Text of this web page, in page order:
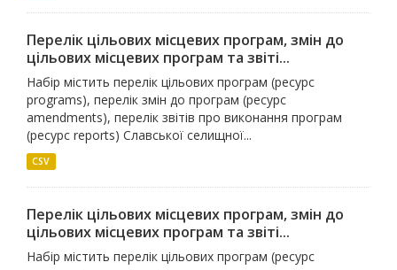
Перелік цільових місцевих програм, змін до
цільових місцевих програм та звіті...
Набір містить перелік цільових програм (ресурс
programs), перелік змін до програм (ресурс
amendments), перелік звітів про виконання програм
(ресурс reports) Славської селищної...
CSV
Перелік цільових місцевих програм, змін до
цільових місцевих програм та звіті...
Набір містить перелік цільових програм (ресурс